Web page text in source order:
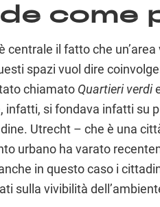
come
centrale il fatto che
spazi vuol dire
chiamato Quartieri verdi
infatti, si fondava infatti su
Utrecht – che è una
urbano ha varato
in questo caso i
sulla vivibilità